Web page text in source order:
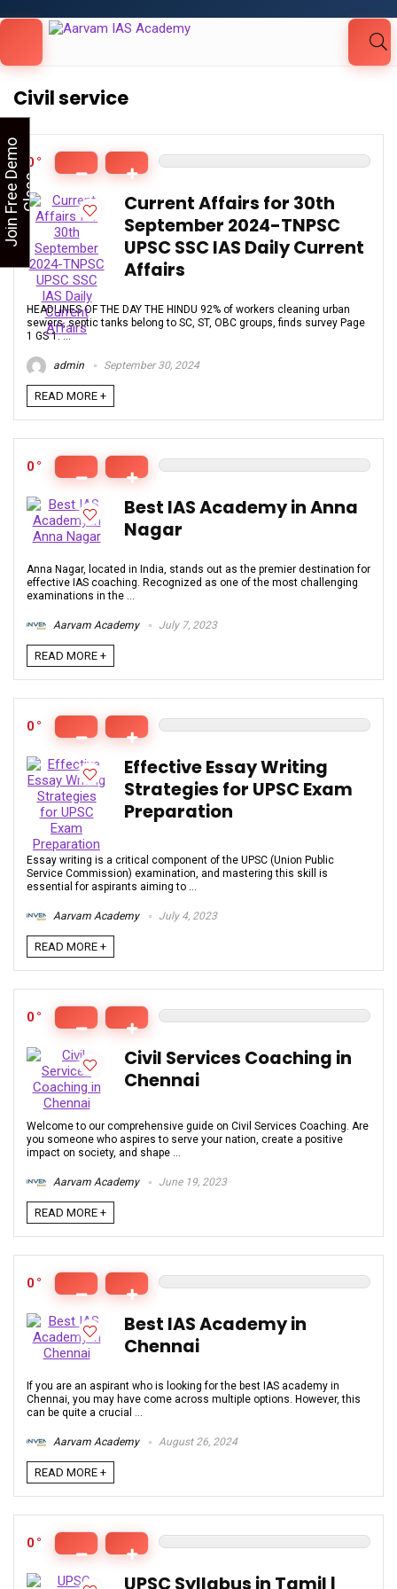
Civil service
0
Current Affairs for 30th
September 2024-TNPSC
UPSC SSC IAS Daily Current
Affairs
HEADLINES OF THE DAY THE HINDU 92% of workers cleaning urban
sewers, septic tanks belong to SC, ST, OBC groups, finds survey Page
1 GS 1: ...
admin September 30, 2024
READ MORE +
0
Best IAS Academy in Anna
Nagar
Anna Nagar, located in India, stands out as the premier destination for
effective IAS coaching. Recognized as one of the most challenging
examinations in the ...
Aarvam Academy July 7, 2023
READ MORE +
0
Effective Essay Writing
Strategies for UPSC Exam
Preparation
Essay writing is a critical component of the UPSC (Union Public
Service Commission) examination, and mastering this skill is
essential for aspirants aiming to ...
Aarvam Academy July 4, 2023
READ MORE +
0
Civil Services Coaching in
Chennai
Welcome to our comprehensive guide on Civil Services Coaching. Are
you someone who aspires to serve your nation, create a positive
impact on society, and shape ...
Aarvam Academy June 19, 2023
READ MORE +
0
Best IAS Academy in
Chennai
If you are an aspirant who is looking for the best IAS academy in
Chennai, you may have come across multiple options. However, this
can be quite a crucial ...
Aarvam Academy August 26, 2024
READ MORE +
0
UPSC Syllabus in Tamil |
Looking for Free Demo Class?Click and Fill
Your Details in the "Join Free Demo " Button
J
o
i
n
F
r
e
e
D
e
m
o
C
l
a
ss